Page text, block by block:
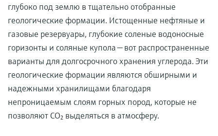
глубоко под землю в тщательно отобранные
геологические формации. Истощенные нефтяные и
газовые резервуары, глубокие соленые водоносные
горизонты и соляные купола — вот распространенные
варианты для долгосрочного хранения углерода. Эти
геологические формации являются обширными и
надежными хранилищами благодаря
непроницаемым слоям горных пород, которые не
позволяют CO₂ выделяться в атмосферу.